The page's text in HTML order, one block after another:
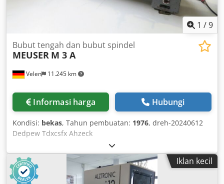
1 /9
Velen 11.245 km
Bubut tengah dan bubut spindel
MEUSER M 3 A
Informasi harga Hubungi
Kondisi: bekas, Tahun pembuatan: 1976, dreh-20240612
Dedpew Tdxcsfx Ahzeck
Iklan kecil